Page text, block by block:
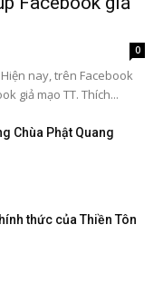
0
nay, trên Facebook
giả mạo TT. Thích...
Chùa Phật Quang
thức của Thiền Tôn